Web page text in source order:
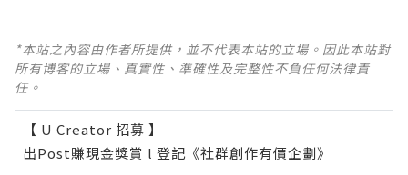
*本站之內容由作者所提供，並不代表本站的立場。因此本站對
所有博客的立場、真實性、準確性及完整性不負任何法律責
任。
【 U Creator 招募 】
出Post賺現金獎賞 l 登記《社群創作有價企劃》